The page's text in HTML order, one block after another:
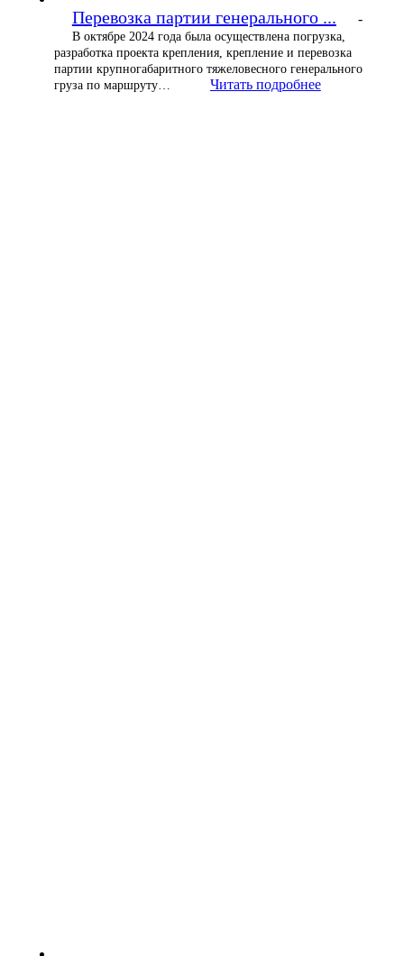
Перевозка партии генерального ... -
В октябре 2024 года была осуществлена погрузка,
разработка проекта крепления, крепление и перевозка
партии крупногабаритного тяжеловесного генерального
груза по маршруту…
Читать подробнее